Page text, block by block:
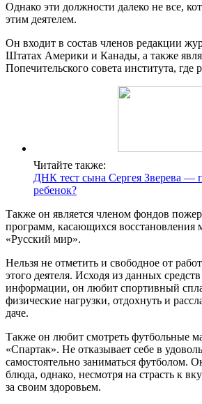
Однако эти должности далеко не все,
этим деятелем.
Он входит в состав членов редакции
Штатах Америки и Канады, а также
Попечительского совета института, где
Читайте также:
ДНК тест сына Сергея Зверева —
ребенок?
Также он является членом фондов
программ, касающихся восстановления
«Русский мир».
Нельзя не отметить и свободное от
этого деятеля. Исходя из данных
информации, он любит спортивный
физические нагрузки, отдохнуть и
даче.
Также он любит смотреть футбольные
«Спартак». Не отказывает себе в
самостоятельно заниматься футболом.
блюда, однако, несмотря на страсть к
за своим здоровьем.